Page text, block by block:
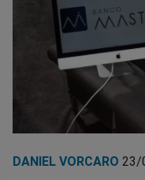
DANIEL VORCARO 23/